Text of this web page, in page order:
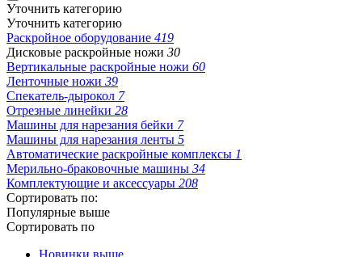
Уточнить категорию
Уточнить категорию
Раскройное оборудование 419
Дисковые раскройные ножи 30
Вертикальные раскройные ножи 60
Ленточные ножи 39
Спекатель-дырокол 7
Отрезные линейки 28
Машины для нарезания бейки 7
Машины для нарезания ленты 5
Автоматические раскройные комплексы 1
Мерильно-браковочные машины 34
Комплектующие и аксессуары 208
Сортировать по:
Популярные выше
Сортировать по
Новинки выше